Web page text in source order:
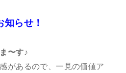
らせ！
〜す♪
があるので、一見の価値ア